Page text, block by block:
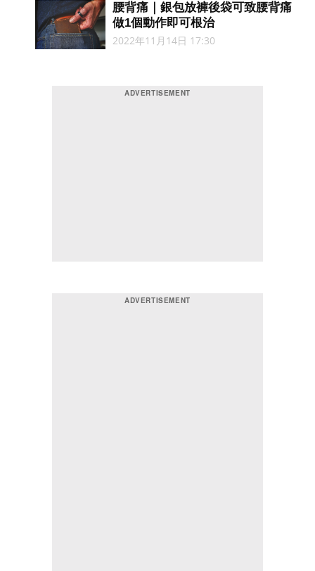
腰背痛｜銀包放褲後袋可致腰背痛
做1個動作即可根治
2022年11月14日 17:30